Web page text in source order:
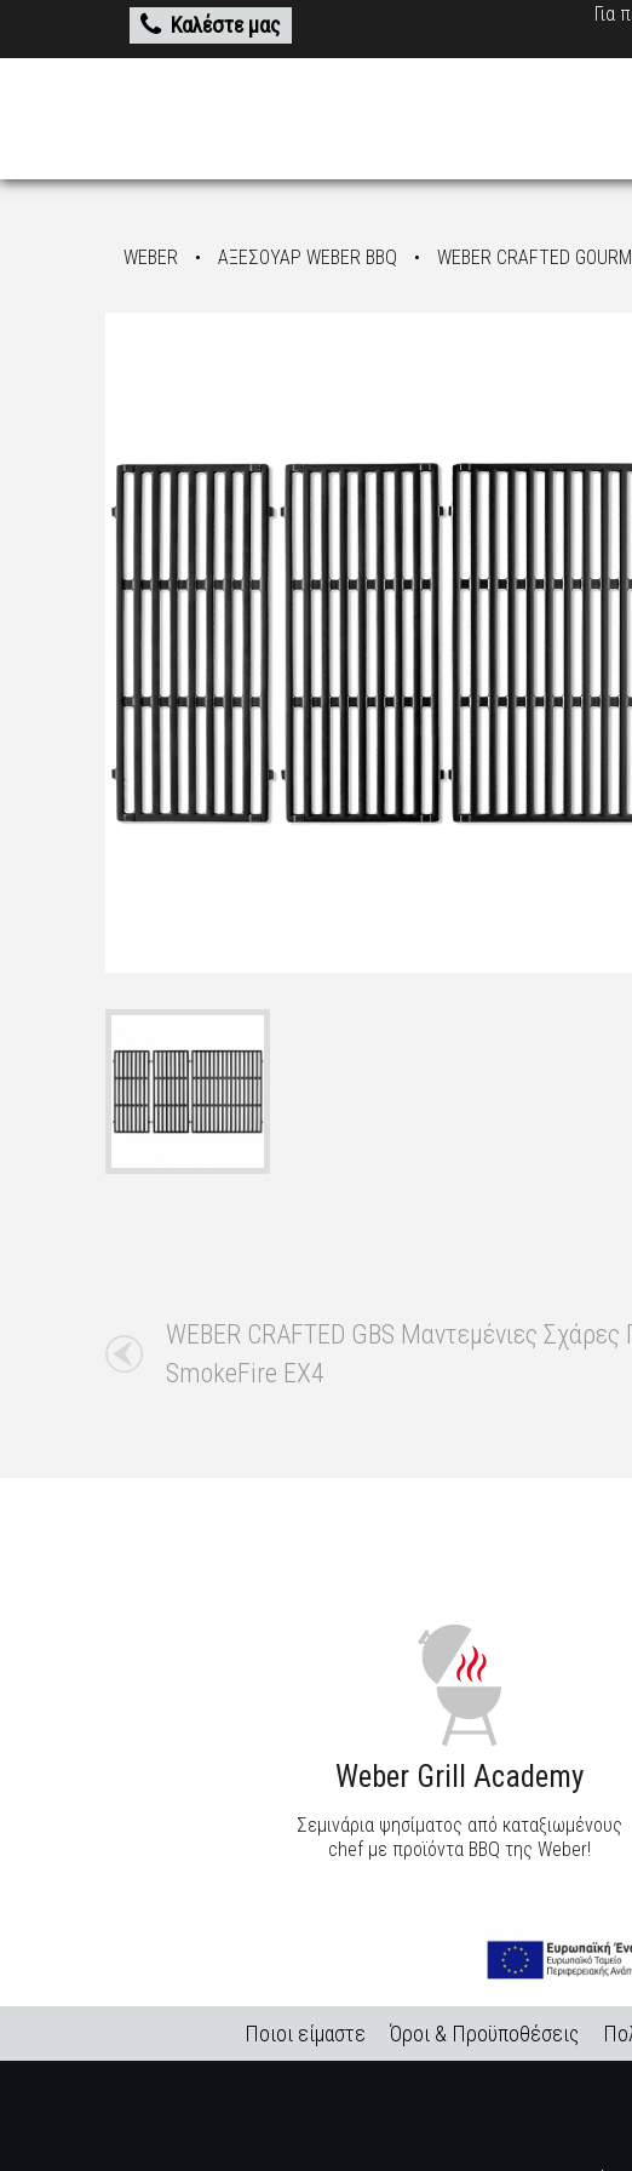
Καλέστε μας
Για
WEBER • ΑΞΕΣΟΥΑΡ WEBER BBQ • WEBER CRAFTED
WEBER CRAFTED GBS Μαντεμένιες Σχάρες
SmokeFire EX4
Weber Grill Academy
Σεμινάρια ψησίματος από καταξιωμένους
chef με προϊόντα BBQ της Weber!
Ποιοι είμαστε Όροι & Προϋποθέσεις